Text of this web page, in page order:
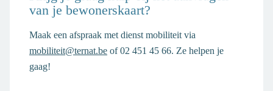
van je bewonerskaart?
Maak een afspraak met dienst mobiliteit via
mobiliteit@ternat.be of 02 451 45 66. Ze helpen je
gaag!